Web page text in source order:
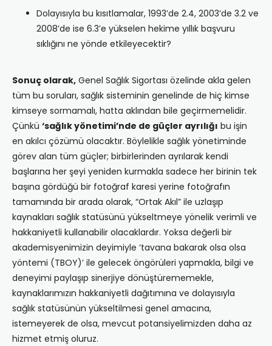
Dolayısıyla bu kısıtlamalar, 1993’de 2.4, 2003’de 3.2 ve
2008’de ise 6.3’e yükselen hekime yıllık başvuru
sıklığını ne yönde etkileyecektir?
Sonuç olarak, Genel Sağlık Sigortası özelinde akla gelen
tüm bu soruları, sağlık sisteminin genelinde de hiç kimse
kimseye sormamalı, hatta aklından bile geçirmemelidir.
Çünkü ‘sağlık yönetimi’nde de güçler ayrılığı bu işin
en akılcı çözümü olacaktır. Böylelikle sağlık yönetiminde
görev alan tüm güçler; birbirlerinden ayrılarak kendi
başlarına her şeyi yeniden kurmakla sadece her birinin tek
başına gördüğü bir fotoğraf karesi yerine fotoğrafın
tamamında bir arada olarak, “Ortak Akıl” ile uzlaşıp
kaynakları sağlık statüsünü yükseltmeye yönelik verimli ve
hakkaniyetli kullanabilir olacaklardır. Yoksa değerli bir
akademisyenimizin deyimiyle ‘tavana bakarak olsa olsa
yöntemi (TBOY)’ ile gelecek öngörüleri yapmakla, bilgi ve
deneyimi paylaşıp sinerjiye dönüştürememekle,
kaynaklarımızın hakkaniyetli dağıtımına ve dolayısıyla
sağlık statüsünün yükseltilmesi genel amacına,
istemeyerek de olsa, mevcut potansiyelimizden daha az
hizmet etmiş oluruz.